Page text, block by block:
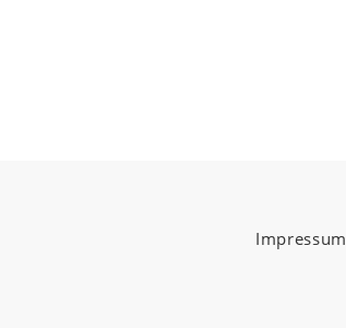
Impressum